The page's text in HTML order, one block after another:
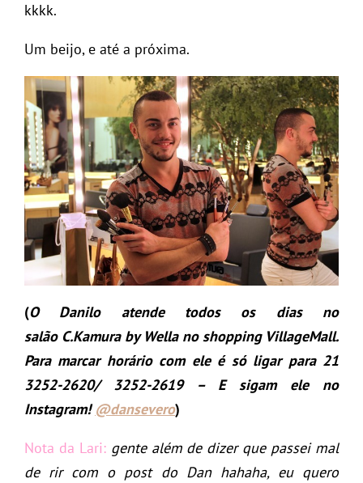
kkkk.
Um beijo, e até a próxima.
(O Danilo atende todos os dias no
salão C.Kamura by Wella no shopping VillageMall.
Para marcar horário com ele é só ligar para 21
3252-2620/ 3252-2619 – E sigam ele no
Instagram!@dansevero)
Nota da Lari: gente além de dizer que passei mal
de rir com o post do Dan hahaha, eu quero